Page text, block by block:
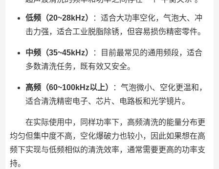
低频（20~28kHz）
：适合大功率空化，气泡大、冲
击力强，适合工业脱脂除锈，但容易损伤精密零件。
中频（35~45kHz）
：目前最常见的通用频段，适合
多数清洗任务，既有效又安全。
高频（60~100kHz以上）
：气泡微小、空化更温和，
适合清洗精密电子、芯片、电路板和光学镜片。
在实际使用中，同样功率下，高频清洗的能量分布更
均匀但集中度不高，空化爆破力也较小，因此如果想在高
频下实现与低频相似的清洗效率，通常需要更高的功率支
持。